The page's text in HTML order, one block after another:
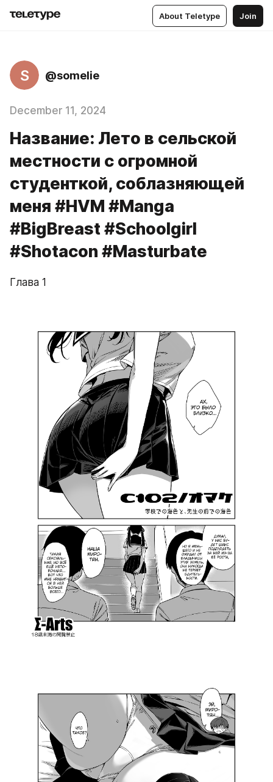
About Teletype Join
S @somelie
December 11, 2024
Название: Лето в сельской
местности с огромной
студенткой, соблазняющей
меня #HVM #Manga
#BigBreast #Schoolgirl
#Shotacon #Masturbate
Глава 1